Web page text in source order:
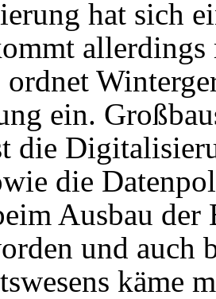
hat sich
ein.
die
die
Ausbau
und auch
käme